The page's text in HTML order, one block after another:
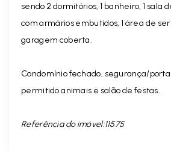
sendo 2 dormitórios, 1 banheiro, 1 sala
com armários embutidos, 1 área de
garagem coberta.
Condomínio fechado, segurança/
permitido animais e salão de festas.
Referência do imóvel:11575